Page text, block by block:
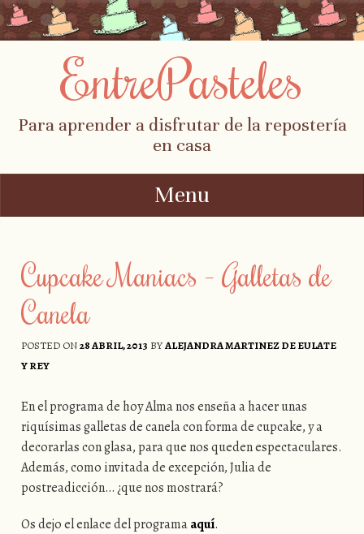
EntrePasteles
Para aprender a disfrutar de la repostería
en casa
Menu
Cupcake Maniacs – Galletas de
Canela
POSTED ON28 ABRIL, 2013 BYALEJANDRA MARTINEZ DE EULATE
Y REY
En el programa de hoy Alma nos enseña a hacer unas
riquísimas galletas de canela con forma de cupcake, y a
decorarlas con glasa, para que nos queden espectaculares.
Además, como invitada de excepción, Julia de
postreadicción… ¿que nos mostrará?
Os dejo el enlace del programaaquí.